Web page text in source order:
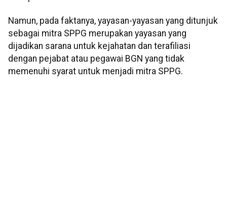
Namun, pada faktanya, yayasan-yayasan yang ditunjuk
sebagai mitra SPPG merupakan yayasan yang
dijadikan sarana untuk kejahatan dan terafiliasi
dengan pejabat atau pegawai BGN yang tidak
memenuhi syarat untuk menjadi mitra SPPG.